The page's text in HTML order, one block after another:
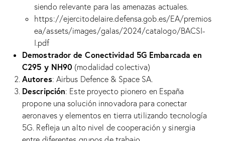
siendo relevante para las amenazas actuales.
https://ejercitodelaire.defensa.gob.es/EA/premios
ea/assets/images/galas/2024/catalogo/BACSI-
I.pdf
Demostrador de Conectividad 5G Embarcada en
C295 y NH90 (modalidad colectiva)
Autores: Airbus Defence & Space SA.
Descripción: Este proyecto pionero en España
propone una solución innovadora para conectar
aeronaves y elementos en tierra utilizando tecnología
5G. Refleja un alto nivel de cooperación y sinergia